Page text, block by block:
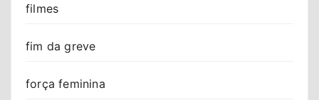
filmes
fim da greve
força feminina